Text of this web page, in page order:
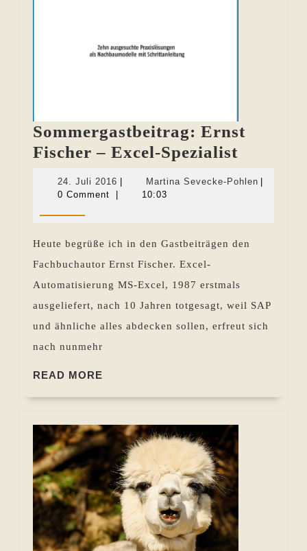
Sommergastbeitrag: Ernst
Fischer – Excel-Spezialist
Fischer
24. Juli 2016 24.
Juli
Martina Sevecke-Pohlen Martina
0 Comment
10:03
Heute begrüße ich in den Gastbeiträgen den
Fachbuchautor Ernst Fischer. Excel-
Automatisierung MS-Excel, 1987 erstmals
ausgeliefert, nach 10 Jahren totgesagt, weil SAP
und ähnliche alles abdecken sollen, erfreut sich
nach nunmehr
READ MORE